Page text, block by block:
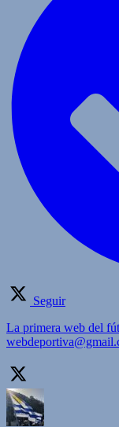
Seguir
La primera web del